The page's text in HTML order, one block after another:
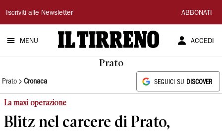
Il
Tirreno
Iscriviti alle Newsletter ABBONATI
MENU ACCEDI
Prato
Prato Cronaca SEGUICI SU DISCOVER
La maxi operazione
Blitz nel carcere di Prato,